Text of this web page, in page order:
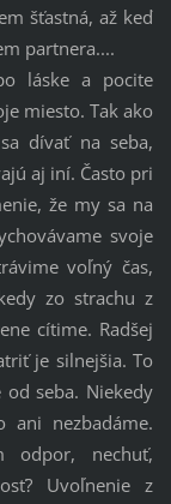
šťastná, až keď
partnera....
láske a pocite
miesto. Tak ako
dívať na seba,
aj iní. Často pri
že my sa na
svoje
voľný čas,
zo strachu z
cítime. Radšej
je silnejšia. To
seba. Niekedy
nezbadáme.
odpor, nechuť,
Uvoľnenie z